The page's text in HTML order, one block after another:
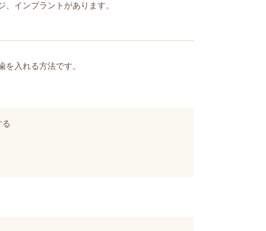
インプラントがあります。
入れる方法です。